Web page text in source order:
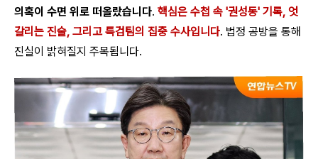
의혹이 수면 위로 떠올랐습니다. 핵심은 수첩 속 '권성동' 기록, 엇
갈리는 진술, 그리고 특검팀의 집중 수사입니다. 법정 공방을 통해
진실이 밝혀질지 주목됩니다.